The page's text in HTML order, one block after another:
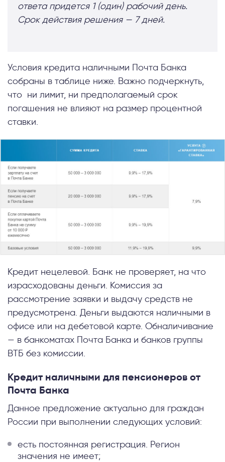
ответа придется 1 (один) рабочий день.
Срок действия решения — 7 дней.
Условия кредита наличными Почта Банка
собраны в таблице ниже. Важно подчеркнуть,
что ни лимит, ни предполагаемый срок
погашения не влияют на размер процентной
ставки.
Кредит нецелевой. Банк не проверяет, на что
израсходованы деньги. Комиссия за
рассмотрение заявки и выдачу средств не
предусмотрена. Деньги выдаются наличными в
офисе или на дебетовой карте. Обналичивание
— в банкоматах Почта Банка и банков группы
ВТБ без комиссии.
Кредит наличными для пенсионеров от
Почта Банка
Данное предложение актуально для граждан
России при выполнении следующих условий:
есть постоянная регистрация. Регион
значения не имеет;